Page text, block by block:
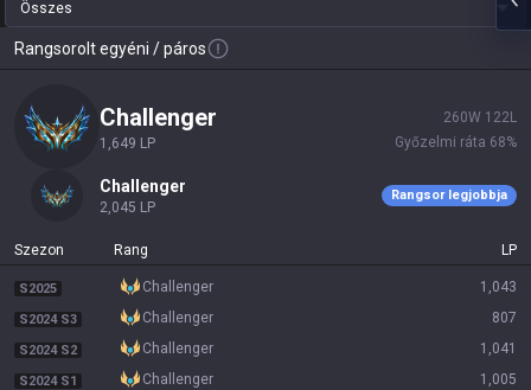
Összes
Rangsorolt egyéni / páros
challenger
1,649 LP
260W 122L
Győzelmi ráta 68%
challenger
2,045 LP
Rangsor legjobbja
Szezon Rang LP
S2025 challenger 1,043
S2024 S3 challenger 807
S2024 S2 challenger 1,041
S2024 S1 challenger 1,005